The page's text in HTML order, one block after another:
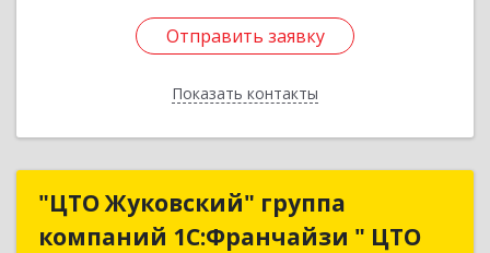
Отправить заявку
Показать контакты
Отправить заявку
Назад
"ЦТО Жуковский" группа
компаний 1С:Франчайзи " ЦТО
"ЦТО Жуковский" группа
компаний 1С:Франчайзи " ЦТО